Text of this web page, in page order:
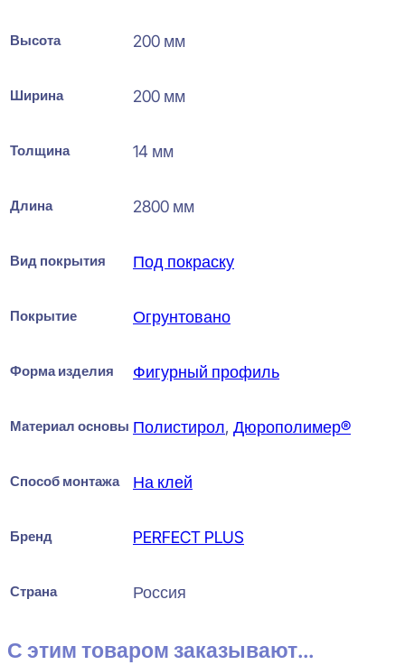
Высота 200 мм
Ширина 200 мм
Толщина 14 мм
Длина 2800 мм
Вид покрытия Под покраску
Покрытие Огрунтовано
Форма изделия Фигурный профиль
Материал основы Полистирол, Дюрополимер®
Способ монтажа На клей
Бренд PERFECT PLUS
Страна Россия
С этим товаром заказывают...